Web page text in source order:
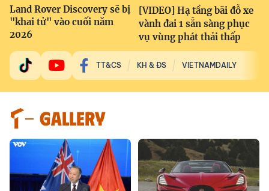
Land Rover Discovery sẽ bị
"khai tử" vào cuối năm
2026
[VIDEO] Hạ tầng bãi đỗ xe
vành đai 1 sẵn sàng phục
vụ vùng phát thải thấp
TT&CS KH & ĐS VIETNAMDAILY
GALLERY